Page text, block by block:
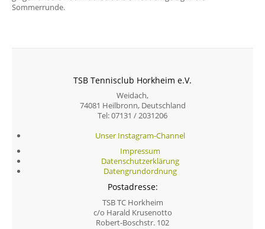
Sommerrunde.
TSB Tennisclub Horkheim e.V.
Weidach,
74081 Heilbronn, Deutschland
Tel: 07131 / 2031206
Unser Instagram-Channel
Impressum
Datenschutzerklärung
Datengrundordnung
Postadresse:
TSB TC Horkheim
c/o Harald Krusenotto
Robert-Boschstr. 102